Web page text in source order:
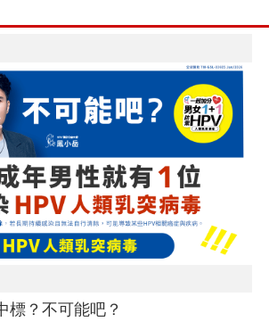
標？不可能吧？